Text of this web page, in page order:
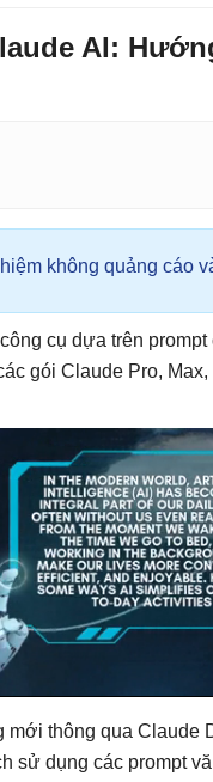
AI:
không quảng cáo
cụ dựa trên
gói Claude Pro, Max,
mới thông qua Claude
sử dụng các prompt